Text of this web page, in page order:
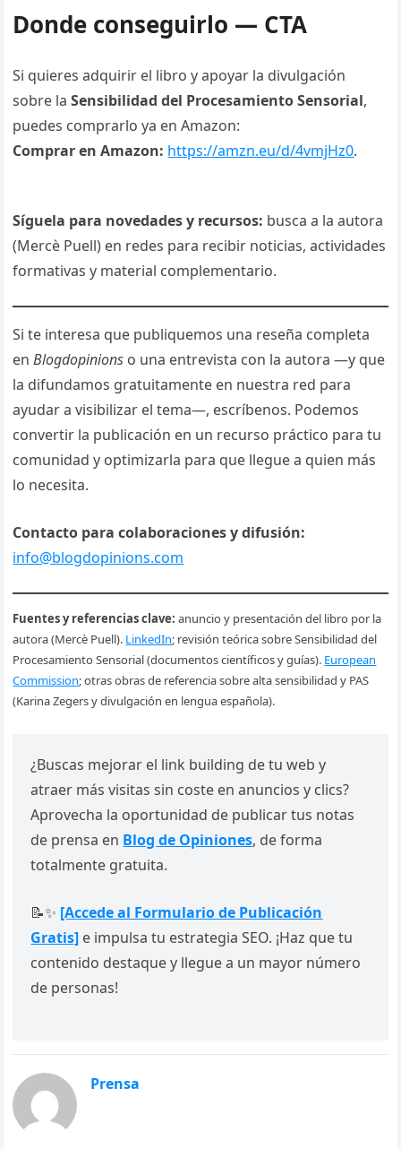
Donde conseguirlo — CTA
Si quieres adquirir el libro y apoyar la divulgación
sobre laSensibilidad del Procesamiento Sensorial,
puedes comprarlo ya en Amazon:
Comprar en Amazon: https://amzn.eu/d/4vmjHz0.
Síguela para novedades y recursos: busca a la autora
(Mercè Puell) en redes para recibir noticias, actividades
formativas y material complementario.
Si te interesa que publiquemos una reseña completa
enBlogdopinions o una entrevista con la autora —y que
la difundamos gratuitamente en nuestra red para
ayudar a visibilizar el tema—, escríbenos. Podemos
convertir la publicación en un recurso práctico para tu
comunidad y optimizarla para que llegue a quien más
lo necesita.
Contacto para colaboraciones y difusión:
info@blogdopinions.com
Fuentes y referencias clave: anuncio y presentación del libro por la
autora (Mercè Puell). LinkedIn; revisión teórica sobre Sensibilidad del
Procesamiento Sensorial (documentos científicos y guías). European
Commission; otras obras de referencia sobre alta sensibilidad y PAS
(Karina Zegers y divulgación en lengua española).
¿Buscas mejorar el link building de tu web y
atraer más visitas sin coste en anuncios y clics?
Aprovecha la oportunidad de publicar tus notas
de prensa en Blog de Opiniones, de forma
totalmente gratuita.
📝✨ [Accede al Formulario de Publicación
Gratis] e impulsa tu estrategia SEO. ¡Haz que tu
contenido destaque y llegue a un mayor número
de personas!
Prensa